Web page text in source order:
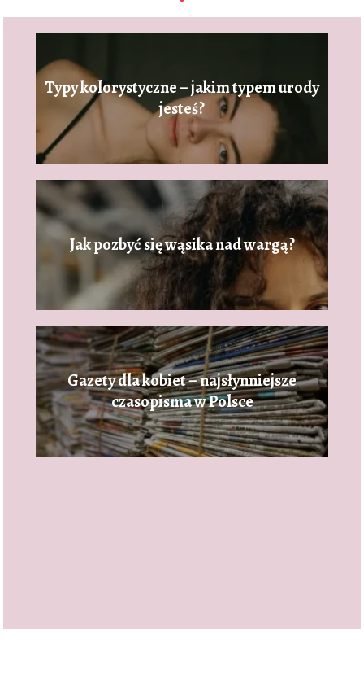
Typy kolorystyczne – jakim typem urody
jesteś?
Jak pozbyć się wąsika nad wargą?
Gazety dla kobiet – najsłynniejsze
czasopisma w Polsce